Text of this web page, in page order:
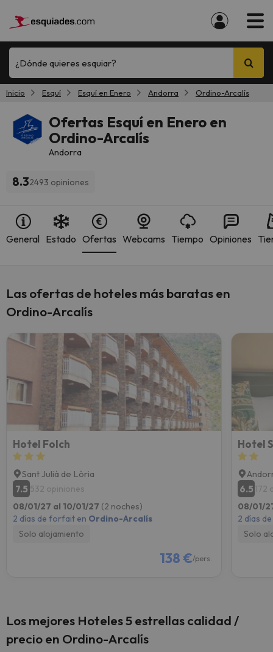
¿Dónde quieres esquiar?
Inicio Esquí Esquí en Enero Andorra Ordino-Arcalís
Ofertas Esquí en Enero en
Ordino-Arcalís
Andorra
8.32493 opiniones
General Estado Ofertas Webcams Tiempo Opiniones
Las ofertas de hoteles más baratas en
Ordino-Arcalís
Hotel Folch
Sant Julià de Lòria
7.5 532 opiniones
08/01/27 al 10/01/27 (2 noches)
2 días de forfait en Ordino-Arcalís
Solo alojamiento
138 €/pers.
Hotel
6.5 172
08/01/
2 días
Solo
Los mejores Hoteles 5 estrellas calidad /
precio en Ordino-Arcalís